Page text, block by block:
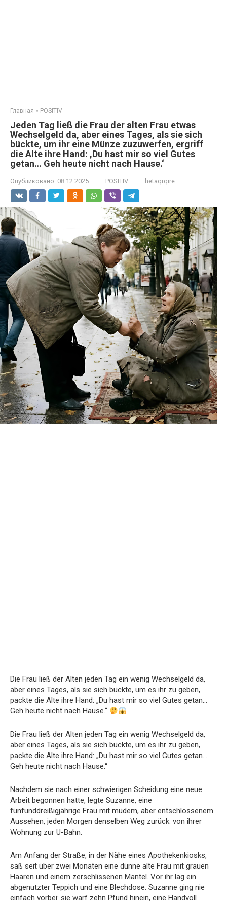
Главная » POSITIV
Jeden Tag ließ die Frau der alten Frau etwas
Wechselgeld da, aber eines Tages, als sie sich
bückte, um ihr eine Münze zuzuwerfen, ergriff
die Alte ihre Hand: ‚Du hast mir so viel Gutes
getan… Geh heute nicht nach Hause.‘
Опубликовано: 08.12.2025 POSITIV hetaqrqire
Die Frau ließ der Alten jeden Tag ein wenig Wechselgeld da,
aber eines Tages, als sie sich bückte, um es ihr zu geben,
packte die Alte ihre Hand: „Du hast mir so viel Gutes getan…
Geh heute nicht nach Hause.“
Die Frau ließ der Alten jeden Tag ein wenig Wechselgeld da,
aber eines Tages, als sie sich bückte, um es ihr zu geben,
packte die Alte ihre Hand: „Du hast mir so viel Gutes getan…
Geh heute nicht nach Hause.“
Nachdem sie nach einer schwierigen Scheidung eine neue
Arbeit begonnen hatte, legte Suzanne, eine
fünfunddreißigjährige Frau mit müdem, aber entschlossenem
Aussehen, jeden Morgen denselben Weg zurück: von ihrer
Wohnung zur U-Bahn.
Am Anfang der Straße, in der Nähe eines Apothekenkiosks,
saß seit über zwei Monaten eine dünne alte Frau mit grauen
Haaren und einem zerschlissenen Mantel. Vor ihr lag ein
abgenutzter Teppich und eine Blechdose. Suzanne ging nie
einfach vorbei: sie warf zehn Pfund hinein, eine Handvoll